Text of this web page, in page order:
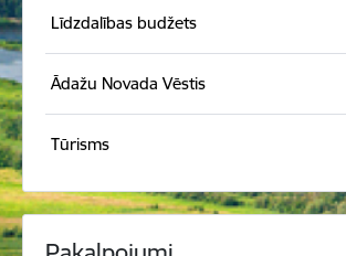
Līdzdalības budžets
Ādažu Novada Vēstis
Tūrisms